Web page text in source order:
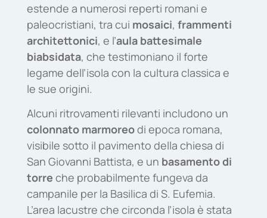
estende a numerosi reperti romani e
paleocristiani, tra cui mosaici, frammenti
architettonici, e l’aula battesimale
biabsidata, che testimoniano il forte
legame dell’isola con la cultura classica e
le sue origini.
Alcuni ritrovamenti rilevanti includono un
colonnato marmoreodi epoca romana,
visibile sotto il pavimento della chiesa di
San Giovanni Battista, e un basamento di
torre che probabilmente fungeva da
campanile per la Basilica di S. Eufemia.
L’area lacustre che circonda l’isola è stata